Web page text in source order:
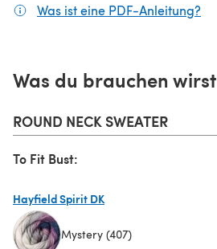
Was ist eine PDF-Anleitung?
Was du brauchen wirst
ROUND NECK SWEATER
To Fit Bust:
Hayfield Spirit DK
Mystery (407)